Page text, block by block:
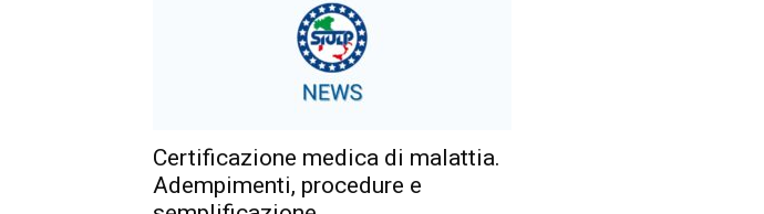
Certificazione medica di malattia.
Adempimenti, procedure e